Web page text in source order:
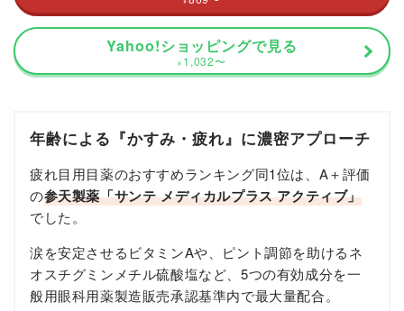
Yahoo!ショッピングで見る
¥ 1,032〜
年齢による『かすみ・疲れ』に濃密アプローチ
疲れ目用目薬のおすすめランキング同1位は、A＋評価
の参天製薬「サンテ メディカルプラス アクティブ」
でした。
涙を安定させるビタミンAや、ピント調節を助けるネ
オスチグミンメチル硫酸塩など、5つの有効成分を一
般用眼科用薬製造販売承認基準内で最大量配合。